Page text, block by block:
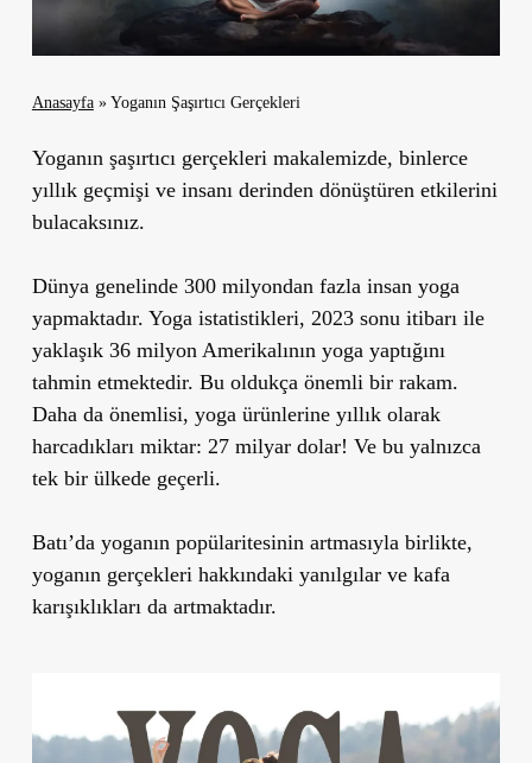
Anasayfa» Yoganın Şaşırtıcı Gerçekleri
Yoganın şaşırtıcı gerçekleri makalemizde, binlerce
yıllık geçmişi ve insanı derinden dönüştüren etkilerini
bulacaksınız.
Dünya genelinde 300 milyondan fazla insan yoga
yapmaktadır. Yoga istatistikleri, 2023 sonu itibarı ile
yaklaşık 36 milyon Amerikalının yoga yaptığını
tahmin etmektedir. Bu oldukça önemli bir rakam.
Daha da önemlisi, yoga ürünlerine yıllık olarak
harcadıkları miktar: 27 milyar dolar! Ve bu yalnızca
tek bir ülkede geçerli.
Batı’da yoganın popülaritesinin artmasıyla birlikte,
yoganın gerçekleri hakkındaki yanılgılar ve kafa
karışıklıkları da artmaktadır.